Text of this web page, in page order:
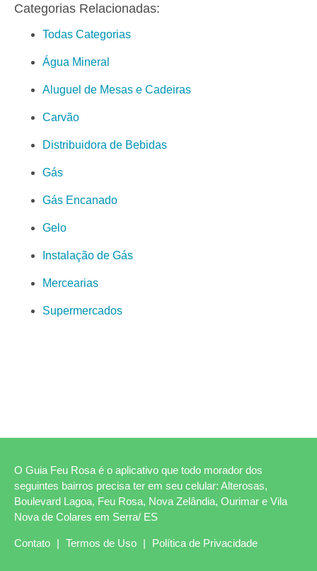
Categorias Relacionadas:
Todas Categorias
Água Mineral
Aluguel de Mesas e Cadeiras
Carvão
Distribuidora de Bebidas
Gás
Gás Encanado
Gelo
Instalação de Gás
Mercearias
Supermercados
O Guia Feu Rosa é o aplicativo que todo morador dos
seguintes bairros precisa ter em seu celular: Alterosas,
Boulevard Lagoa, Feu Rosa, Nova Zelândia, Ourimar e Vila
Nova de Colares em Serra/ ES
Contato | Termos de Uso | Política de Privacidade